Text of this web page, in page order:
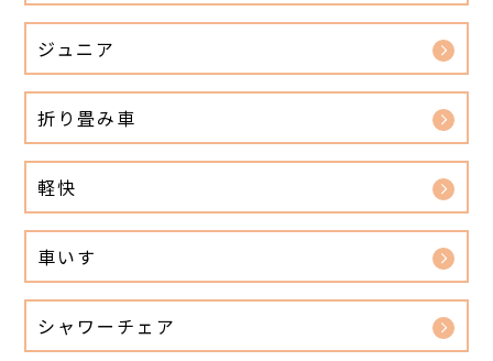
ジュニア
折り畳み車
軽快
車いす
シャワーチェア